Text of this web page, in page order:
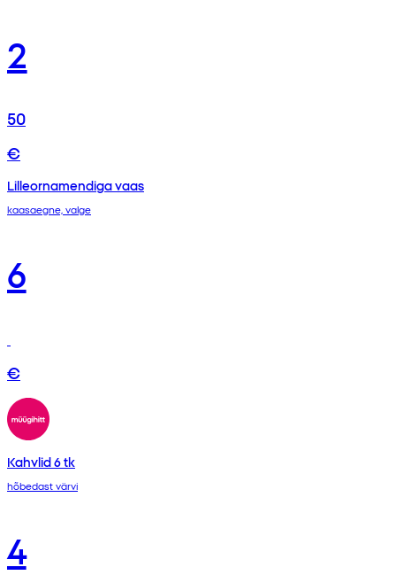
2
50
€
Lilleornamendiga vaas
kaasaegne, valge
6
€
Kahvlid 6 tk
hõbedast värvi
4